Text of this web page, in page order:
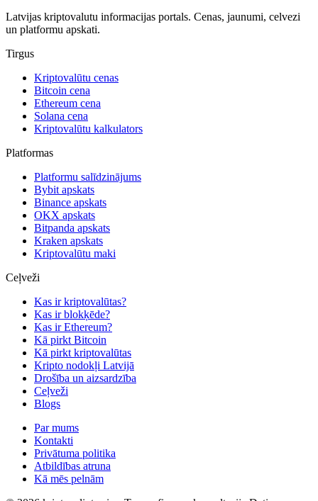
Latvijas kriptovalutu informacijas portals. Cenas, jaunumi, celvezi
un platformu apskati.
Tirgus
Kriptovalūtu cenas
Bitcoin cena
Ethereum cena
Solana cena
Kriptovalūtu kalkulators
Platformas
Platformu salīdzinājums
Bybit apskats
Binance apskats
OKX apskats
Bitpanda apskats
Kraken apskats
Kriptovalūtu maki
Ceļveži
Kas ir kriptovalūtas?
Kas ir blokķēde?
Kas ir Ethereum?
Kā pirkt Bitcoin
Kā pirkt kriptovalūtas
Kripto nodokļi Latvijā
Drošība un aizsardzība
Ceļveži
Blogs
Par mums
Kontakti
Privātuma politika
Atbildības atruna
Kā mēs pelnām